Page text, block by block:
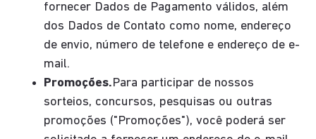
fornecer Dados de Pagamento válidos, além
dos Dados de Contato como nome, endereço
de envio, número de telefone e endereço de e-
mail.
Promoções.Para participar de nossos
sorteios, concursos, pesquisas ou outras
promoções ("Promoções"), você poderá ser